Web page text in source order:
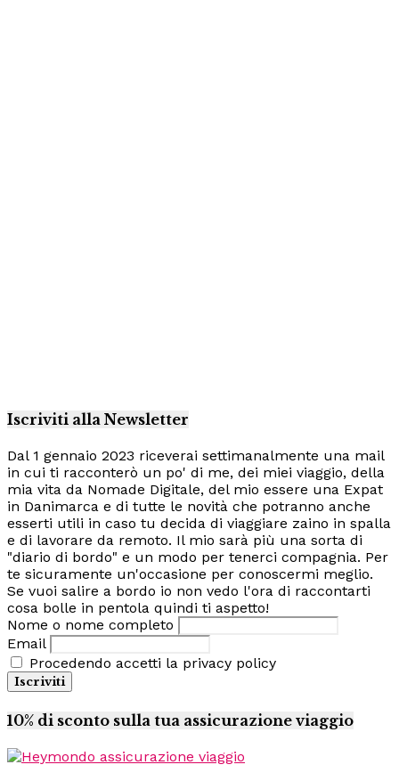
Iscriviti alla Newsletter
Dal 1 gennaio 2023 riceverai settimanalmente una mail
in cui ti racconterò un po' di me, dei miei viaggio, della
mia vita da Nomade Digitale, del mio essere una Expat
in Danimarca e di tutte le novità che potranno anche
esserti utili in caso tu decida di viaggiare zaino in spalla
e di lavorare da remoto. Il mio sarà più una sorta di
"diario di bordo" e un modo per tenerci compagnia. Per
te sicuramente un'occasione per conoscermi meglio.
Se vuoi salire a bordo io non vedo l'ora di raccontarti
cosa bolle in pentola quindi ti aspetto!
Nome o nome completo
Email
Procedendo accetti la privacy policy
10% di sconto sulla tua assicurazione viaggio